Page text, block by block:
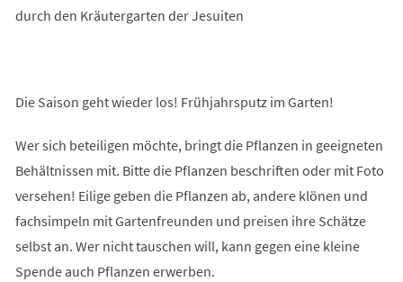
durch den Kräutergarten der Jesuiten
Die Saison geht wieder los! Frühjahrsputz im Garten!
Wer sich beteiligen möchte, bringt die Pflanzen in geeigneten
Behältnissen mit. Bitte die Pflanzen beschriften oder mit Foto
versehen! Eilige geben die Pflanzen ab, andere klönen und
fachsimpeln mit Gartenfreunden und preisen ihre Schätze
selbst an. Wer nicht tauschen will, kann gegen eine kleine
Spende auch Pflanzen erwerben.